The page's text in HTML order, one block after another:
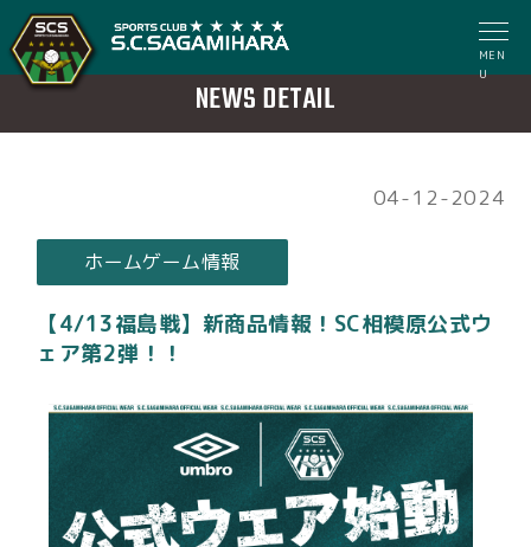
MEN
U
NEWS DETAIL
04-12-2024
ホームゲーム情報
【4/13福島戦】新商品情報！SC相模原公式ウ
ェア第2弾！！